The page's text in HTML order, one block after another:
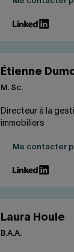
Étienne
M. Sc.
Directeur à la
immobiliers
Me contacter
Laura Houle
B.A.A.